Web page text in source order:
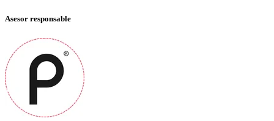
Asesor responsable